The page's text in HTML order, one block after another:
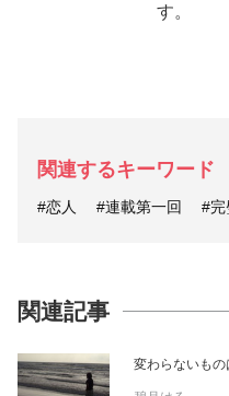
す。
関連するキーワード
#恋人 #連載第一回 #完
関連記事
変わらないも